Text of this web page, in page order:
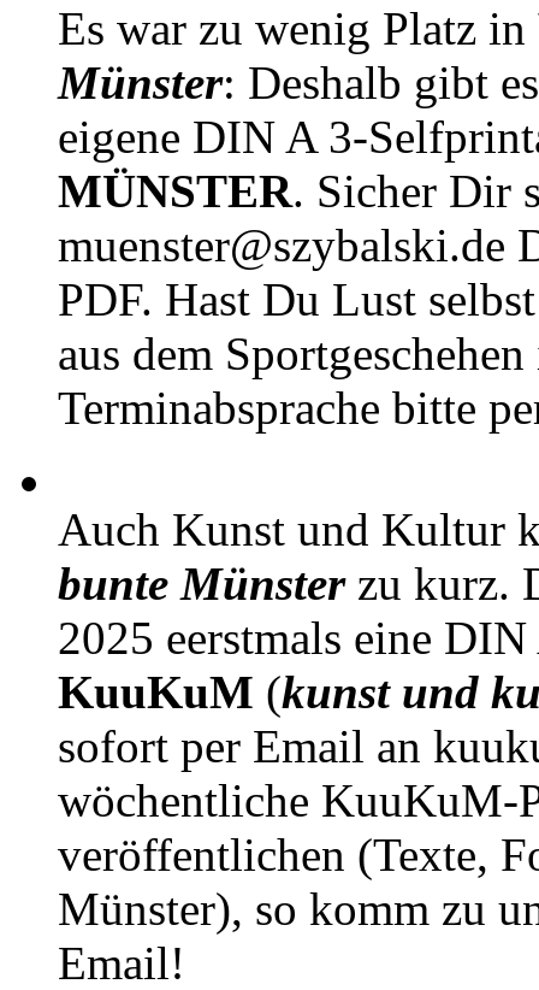
Es war zu wenig Platz in
Münster: Deshalb gibt
eigene DIN A 3-
MÜNSTER. Sicher Dir
muenster@szybalski.de
PDF. Hast Du Lust
aus dem
Terminabsprache bitte
Auch Kunst und Kultur
bunte Münsterzu kurz.
2025 eerstmals eine
KuuKuM (kunst und
sofort per Email an
wöchentliche KuuKuM-
veröffentlichen (Texte,
Münster), so komm zu
Email!